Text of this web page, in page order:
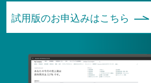
試用版のお申込みはこちら